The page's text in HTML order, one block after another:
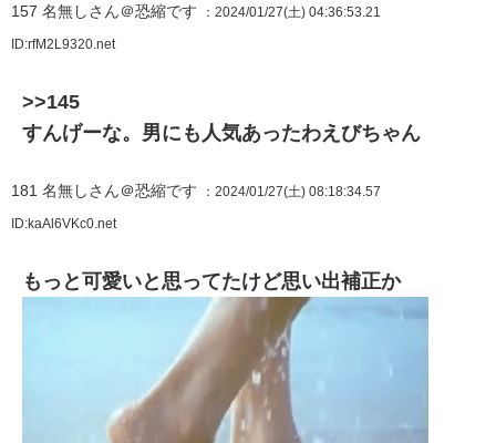
157 名無しさん＠恐縮です ：2024/01/27(土) 04:36:53.21
ID:rfM2L9320.net
>>145
すんげーな。男にも人気あったわえびちゃん
181 名無しさん＠恐縮です ：2024/01/27(土) 08:18:34.57
ID:kaAl6VKc0.net
もっと可愛いと思ってたけど思い出補正か